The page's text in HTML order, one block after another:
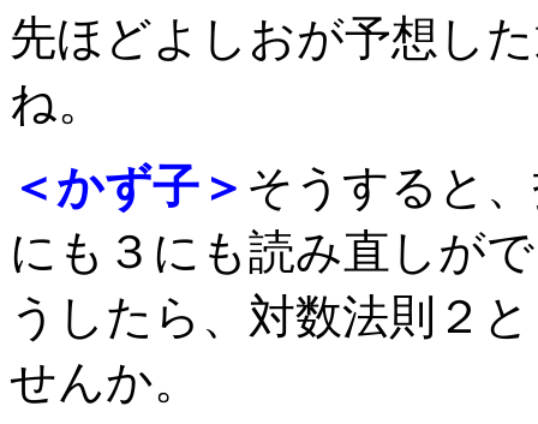
先ほどよしおが予想し
ね。
＜かず子＞ そうすると
にも３にも読み直しが
うしたら、対数法則２
せんか。